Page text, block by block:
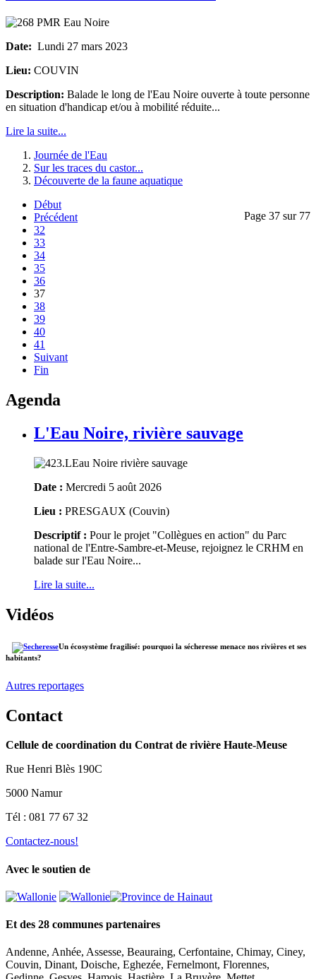
Date: Lundi 27 mars 2023
Lieu: COUVIN
Description: Balade le long de l'Eau Noire ouverte à toute personne
en situation d'handicap et/ou à mobilité réduite...
Lire la suite...
Journée de l'Eau
Sur les traces du castor...
Découverte de la faune aquatique
Page 37 sur 77
Début
Précédent
32
33
34
35
36
37
38
39
40
41
Suivant
Fin
Agenda
L'Eau Noire, rivière sauvage
Date : Mercredi 5 août 2026
Lieu : PRESGAUX (Couvin)
Descriptif : Pour le projet "Collègues en action" du Parc
national de l'Entre-Sambre-et-Meuse, rejoignez le CRHM en
balade sur l'Eau Noire...
Lire la suite...
Vidéos
Un écosystème fragilisé: pourquoi la sécheresse menace nos rivières et ses
habitants?
Autres reportages
Contact
Cellule de coordination du Contrat de rivière Haute-Meuse
Rue Henri Blès 190C
5000 Namur
Tél : 081 77 67 32
Contactez-nous!
Avec le soutien de
Et des 28 communes partenaires
Andenne, Anhée, Assesse, Beauraing, Cerfontaine, Chimay, Ciney,
Couvin, Dinant, Doische, Eghezée, Fernelmont, Florennes,